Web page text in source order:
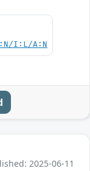
I:L/A:N
2025-06-11